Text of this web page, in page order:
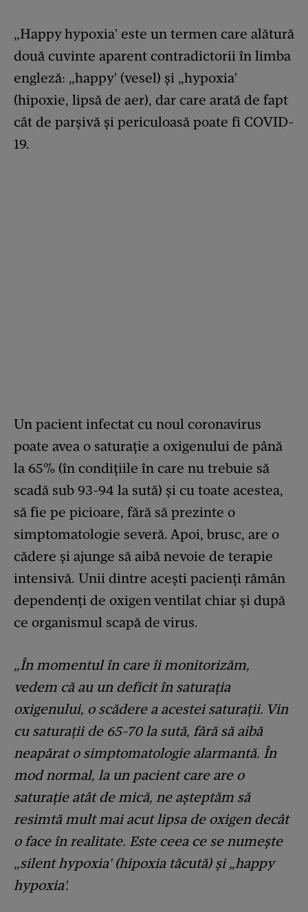
„Happy hypoxia' este un termen care alătură
două cuvinte aparent contradictorii în limba
engleză: „happy' (vesel) și „hypoxia'
(hipoxie, lipsă de aer), dar care arată de fapt
cât de parșivă și periculoasă poate fi COVID-
19.
Un pacient infectat cu noul coronavirus
poate avea o saturație a oxigenului de până
la 65% (în condițiile în care nu trebuie să
scadă sub 93-94 la sută) și cu toate acestea,
să fie pe picioare, fără să prezinte o
simptomatologie severă. Apoi, brusc, are o
cădere și ajunge să aibă nevoie de terapie
intensivă. Unii dintre acești pacienți rămân
dependenți de oxigen ventilat chiar și după
ce organismul scapă de virus.
„În momentul în care îi monitorizăm,
vedem că au un deficit în saturația
oxigenului, o scădere a acestei saturații. Vin
cu saturații de 65-70 la sută, fără să aibă
neapărat o simptomatologie alarmantă. În
mod normal, la un pacient care are o
saturație atât de mică, ne așteptăm să
resimtă mult mai acut lipsa de oxigen decât
o face în realitate. Este ceea ce se numește
„silent hypoxia' (hipoxia tăcută) și „happy
hypoxia'.